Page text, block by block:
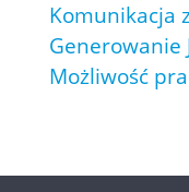
Komunikacja
Generowanie
Możliwość